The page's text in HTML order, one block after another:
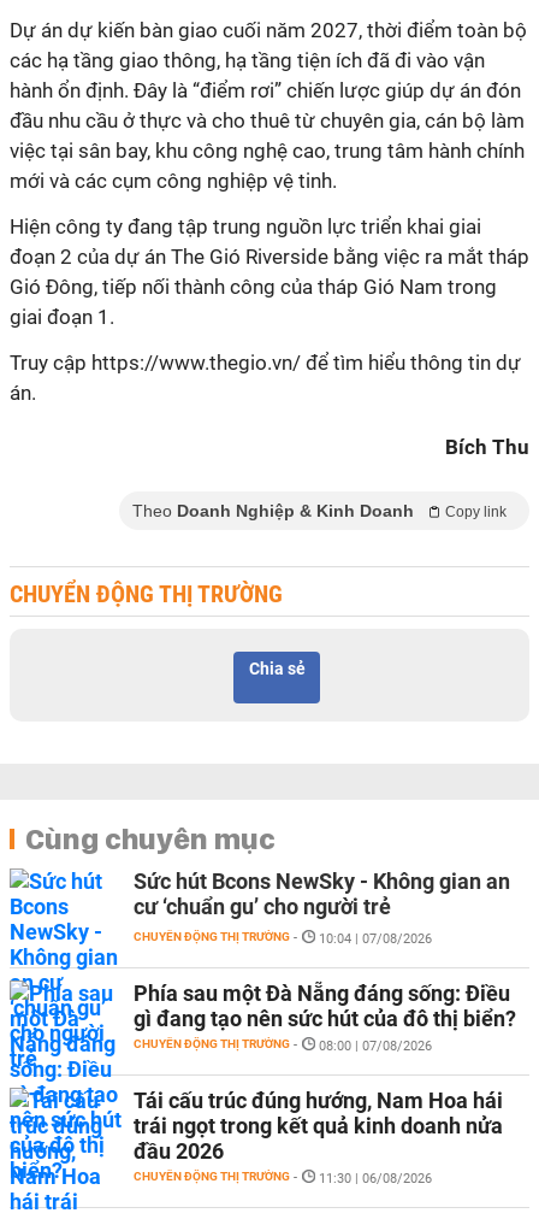
Dự án dự kiến bàn giao cuối năm 2027, thời điểm toàn bộ
các hạ tầng giao thông, hạ tầng tiện ích đã đi vào vận
hành ổn định. Đây là “điểm rơi” chiến lược giúp dự án đón
đầu nhu cầu ở thực và cho thuê từ chuyên gia, cán bộ làm
việc tại sân bay, khu công nghệ cao, trung tâm hành chính
mới và các cụm công nghiệp vệ tinh.
Hiện công ty đang tập trung nguồn lực triển khai giai
đoạn 2 của dự án The Gió Riverside bằng việc ra mắt tháp
Gió Đông, tiếp nối thành công của tháp Gió Nam trong
giai đoạn 1.
Truy cập https://www.thegio.vn/ để tìm hiểu thông tin dự
án.
Bích Thu
Theo Doanh Nghiệp & Kinh Doanh Copy link
CHUYỂN ĐỘNG THỊ TRƯỜNG
Chia sẻ
Cùng chuyên mục
Sức hút Bcons NewSky - Không gian an
cư ‘chuẩn gu’ cho người trẻ
CHUYỂN ĐỘNG THỊ TRƯỜNG - 10:04 | 07/08/2026
Phía sau một Đà Nẵng đáng sống: Điều
gì đang tạo nên sức hút của đô thị biển?
CHUYỂN ĐỘNG THỊ TRƯỜNG - 08:00 | 07/08/2026
Tái cấu trúc đúng hướng, Nam Hoa hái
trái ngọt trong kết quả kinh doanh nửa
đầu 2026
CHUYỂN ĐỘNG THỊ TRƯỜNG - 11:30 | 06/08/2026